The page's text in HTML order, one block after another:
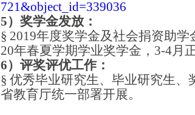
721&object_id=339036
5）奖学金发放：
§ 2019年度奖学金及社会捐资助
20年春夏学期学业奖学金，3-4月
6）评奖评优工作：
§ 优秀毕业研究生、毕业研究生
省教育厅统一部署开展。